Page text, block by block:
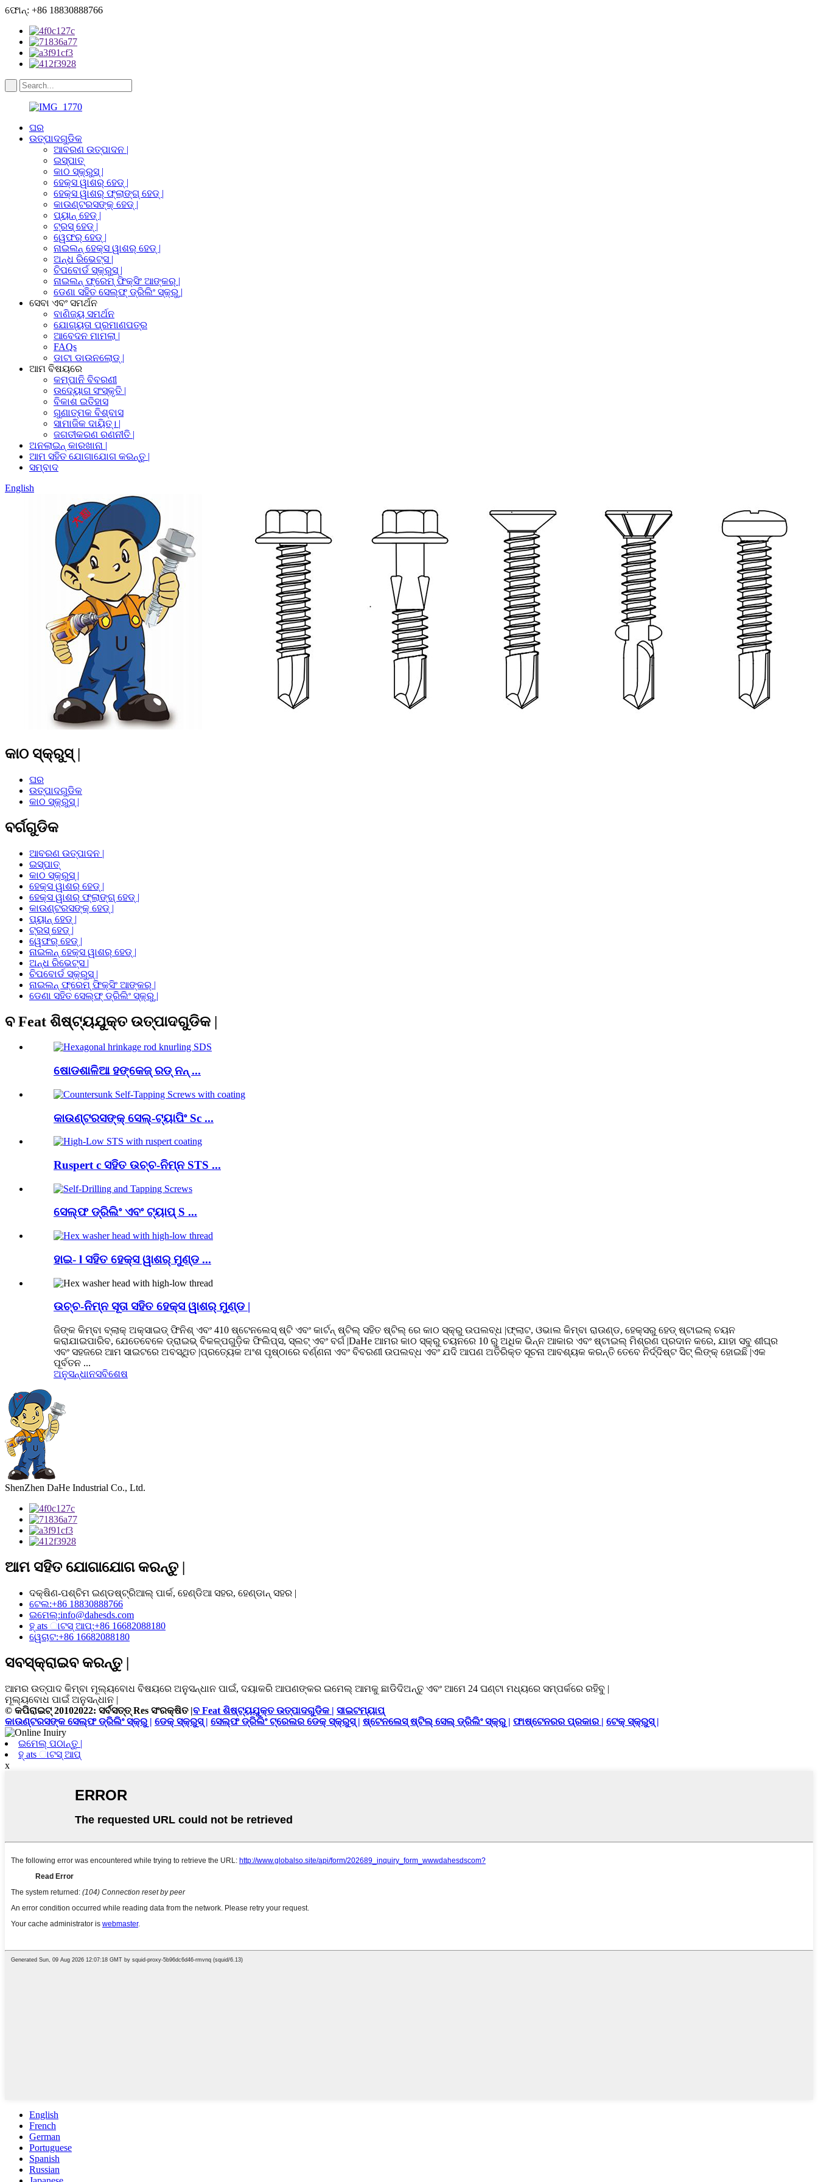
ଫୋନ୍: +86 18830888766
ଘର
ଉତ୍ପାଦଗୁଡିକ
ଆବରଣ ଉତ୍ପାଦନ |
ଇସ୍ପାତ୍
କାଠ ସ୍କ୍ରୁସ୍ |
ହେକ୍ସ ୱାଶର୍ ହେଡ୍ |
ହେକ୍ସ ୱାଶର୍ ଫ୍ଲାଙ୍ଗ୍ ହେଡ୍ |
କାଉଣ୍ଟରସଙ୍କ୍ ହେଡ୍ |
ପ୍ୟାନ୍ ହେଡ୍ |
ଟ୍ରସ୍ ହେଡ୍ |
ୱେଫର୍ ହେଡ୍ |
ନାଇଲନ୍ ହେକ୍ସ ୱାଶର୍ ହେଡ୍ |
ଅନ୍ଧ ରିଭେଟ୍ସ |
ଚିପବୋର୍ଡ ସ୍କ୍ରୁସ୍ |
ନାଇଲନ୍ ଫ୍ରେମ୍ ଫିକ୍ସିଂ ଆଙ୍କର୍ |
ଡେଣା ସହିତ ସେଲ୍ଫ୍ ଡ୍ରିଲିଂ ସ୍କ୍ରୁ |
ସେବା ଏବଂ ସମର୍ଥନ
ବାଣିଜ୍ୟ ସମର୍ଥନ
ଯୋଗ୍ୟତା ପ୍ରମାଣପତ୍ର
ଆବେଦନ ମାମଲା |
FAQs
ଡାଟା ଡାଉନଲୋଡ୍ |
ଆମ ବିଷୟରେ
କମ୍ପାନି ବିବରଣୀ
ଉଦ୍ୟୋଗ ସଂସ୍କୃତି |
ବିକାଶ ଇତିହାସ
ଗୁଣାତ୍ମକ ବିଶ୍ବାସ
ସାମାଜିକ ଦାୟିତ୍। |
ଜଗତୀକରଣ ରଣନୀତି |
ଅନଲାଇନ୍ କାରଖାନା |
ଆମ ସହିତ ଯୋଗାଯୋଗ କରନ୍ତୁ |
ସମ୍ବାଦ
English
କାଠ ସ୍କ୍ରୁସ୍ |
ଘର
ଉତ୍ପାଦଗୁଡିକ
କାଠ ସ୍କ୍ରୁସ୍ |
ବର୍ଗଗୁଡିକ
ଆବରଣ ଉତ୍ପାଦନ |
ଇସ୍ପାତ୍
କାଠ ସ୍କ୍ରୁସ୍ |
ହେକ୍ସ ୱାଶର୍ ହେଡ୍ |
ହେକ୍ସ ୱାଶର୍ ଫ୍ଲାଙ୍ଗ୍ ହେଡ୍ |
କାଉଣ୍ଟରସଙ୍କ୍ ହେଡ୍ |
ପ୍ୟାନ୍ ହେଡ୍ |
ଟ୍ରସ୍ ହେଡ୍ |
ୱେଫର୍ ହେଡ୍ |
ନାଇଲନ୍ ହେକ୍ସ ୱାଶର୍ ହେଡ୍ |
ଅନ୍ଧ ରିଭେଟ୍ସ |
ଚିପବୋର୍ଡ ସ୍କ୍ରୁସ୍ |
ନାଇଲନ୍ ଫ୍ରେମ୍ ଫିକ୍ସିଂ ଆଙ୍କର୍ |
ଡେଣା ସହିତ ସେଲ୍ଫ୍ ଡ୍ରିଲିଂ ସ୍କ୍ରୁ |
ବ Feat ଶିଷ୍ଟ୍ୟଯୁକ୍ତ ଉତ୍ପାଦଗୁଡିକ |
ଷୋଡଶାଳିଆ ହଙ୍କେଜ୍ ରଡ୍ ନନ୍ ...
କାଉଣ୍ଟରସଙ୍କ୍ ସେଲ୍-ଟ୍ୟାପିଂ Sc ...
Ruspert c ସହିତ ଉଚ୍ଚ-ନିମ୍ନ STS ...
ସେଲ୍ଫ ଡ୍ରିଲିଂ ଏବଂ ଟ୍ୟାପ୍ S ...
ହାଇ- l ସହିତ ହେକ୍ସ ୱାଶର୍ ମୁଣ୍ଡ ...
ଉଚ୍ଚ-ନିମ୍ନ ସୂତା ସହିତ ହେକ୍ସ ୱାଶର୍ ମୁଣ୍ଡ |
ଜିଙ୍କ କିମ୍ବା ବ୍ଲାକ୍ ଅକ୍ସାଇଡ୍ ଫିନିଶ୍ ଏବଂ 410 ଷ୍ଟେନଲେସ୍ ଷ୍ଟି ଏବଂ କାର୍ଟନ୍ ଷ୍ଟିଲ୍ ସହିତ ଷ୍ଟିଲ୍ ରେ କାଠ ସ୍କ୍ରୁ ଉପଲବ୍ଧ |ଫ୍ଲାଟ, ଓଭାଲ କିମ୍ବା ରାଉଣ୍ଡ, ହେକ୍ସରୁ ହେଡ୍ ଷ୍ଟାଇଲ୍ ଚୟନ
କରାଯାଇପାରିବ, ଯେତେବେଳେ ଡ୍ରାଇଭ୍ ବିକଳ୍ପଗୁଡ଼ିକ ଫିଲିପ୍ସ, ସ୍ଲଟ୍ ଏବଂ ବର୍ଗ |DaHe ଆମର କାଠ ସ୍କ୍ରୁ ଚୟନରେ 10 ରୁ ଅଧିକ ଭିନ୍ନ ଆକାର ଏବଂ ଷ୍ଟାଇଲ୍ ମିଶ୍ରଣ ପ୍ରଦାନ କରେ, ଯାହା ସବୁ ଶୀଘ୍ର
ଏବଂ ସହଜରେ ଆମ ସାଇଟରେ ଅବସ୍ଥିତ |ପ୍ରତ୍ୟେକ ଅଂଶ ପୃଷ୍ଠାରେ ବର୍ଣ୍ଣନା ଏବଂ ବିବରଣୀ ଉପଲବ୍ଧ ଏବଂ ଯଦି ଆପଣ ଅତିରିକ୍ତ ସୂଚନା ଆବଶ୍ୟକ କରନ୍ତି ତେବେ ନିର୍ଦ୍ଦିଷ୍ଟ ସିଟ୍ ଲିଙ୍କ୍ ହୋଇଛି |ଏକ
ପୂର୍ବତନ ...
ଅନୁସନ୍ଧାନସବିଶେଷ
ShenZhen DaHe Industrial Co., Ltd.
ଆମ ସହିତ ଯୋଗାଯୋଗ କରନ୍ତୁ |
ଦକ୍ଷିଣ-ପଶ୍ଚିମ ଇଣ୍ଡଷ୍ଟ୍ରିଆଲ୍ ପାର୍କ, ହେଣ୍ଡିଆ ସହର, ହେଣ୍ଡାନ୍ ସହର |
ଟେଲ:+86 18830888766
ଇମେଲ୍:info@dahesds.com
ହ୍ ats ାଟସ୍ ଆପ୍:+86 16682088180
ୱେଚାଟ:+86 16682088180
ସବସ୍କ୍ରାଇବ କରନ୍ତୁ |
ଆମର ଉତ୍ପାଦ କିମ୍ବା ମୂଲ୍ୟବୋଧ ବିଷୟରେ ଅନୁସନ୍ଧାନ ପାଇଁ, ଦୟାକରି ଆପଣଙ୍କର ଇମେଲ୍ ଆମକୁ ଛାଡିଦିଅନ୍ତୁ ଏବଂ ଆମେ 24 ଘଣ୍ଟା ମଧ୍ୟରେ ସମ୍ପର୍କରେ ରହିବୁ |
ମୂଲ୍ୟବୋଧ ପାଇଁ ଅନୁସନ୍ଧାନ |
© କପିରାଇଟ୍ 20102022: ସର୍ବସତ୍ତ୍ Res ସଂରକ୍ଷିତ |ବ Feat ଶିଷ୍ଟ୍ୟଯୁକ୍ତ ଉତ୍ପାଦଗୁଡିକ | ସାଇଟମ୍ୟାପ୍
କାଉଣ୍ଟରସଙ୍କ ସେଲ୍ଫ ଡ୍ରିଲିଂ ସ୍କ୍ରୁ | ଡେକ୍ ସ୍କ୍ରୁସ୍ | ସେଲ୍ଫ ଡ୍ରିଲିଂ ଟ୍ରେଲର ଡେକ୍ ସ୍କ୍ରୁସ୍ | ଷ୍ଟେନଲେସ୍ ଷ୍ଟିଲ୍ ସେଲ୍ ଡ୍ରିଲିଂ ସ୍କ୍ରୁ | ଫାଷ୍ଟେନରର ପ୍ରକାର | ଟେକ୍ ସ୍କ୍ରୁସ୍ |
ଇମେଲ୍ ପଠାନ୍ତୁ |
ହ୍ ats ାଟସ୍ ଆପ୍
x
English
French
German
Portuguese
Spanish
Russian